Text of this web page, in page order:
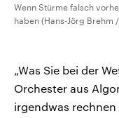
Wenn Stürme falsch
haben (Hans-Jörg Brehm
„Was Sie bei der
Orchester aus
irgendwas